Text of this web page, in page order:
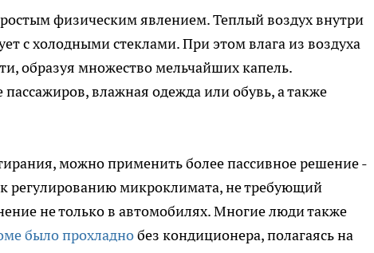
физическим явлением. Теплый воздух внутри
с холодными стеклами. При этом влага из воздуха
образуя множество мельчайших капель.
влажная одежда или обувь, а также
можно применить более пассивное решение -
регулированию микроклимата, не требующий
не только в автомобилях. Многие люди также
было прохладнобез кондиционера, полагаясь на